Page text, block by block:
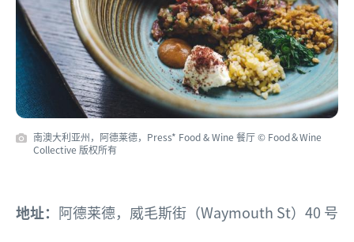
南澳大利亚州，阿德莱德，Press* Food & Wine 餐厅 © Food＆Wine
Collective 版权所有
地址： 阿德莱德，威毛斯街（Waymouth St）40 号